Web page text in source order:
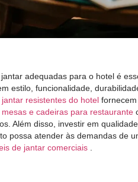
adequadas para o hotel é
estilo, funcionalidade,
resistentes do hotel
e cadeiras para restaurante
Além disso, investir em qualidade
possa atender às demandas de
de jantar comerciais